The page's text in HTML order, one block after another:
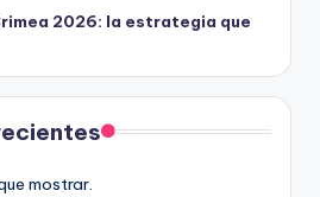
2026: la estrategia que
mostrar.